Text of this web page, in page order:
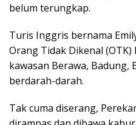
belum terungkap.
Turis Inggris bernama
Orang Tidak Dikenal
kawasan Berawa, Badung,
berdarah-darah.
Tak cuma diserang,